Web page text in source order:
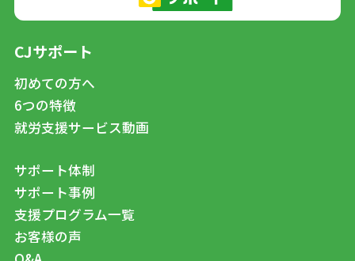
CJサポート
初めての方へ
6つの特徴
就労支援サービス動画
サポート体制
サポート事例
支援プログラム一覧
お客様の声